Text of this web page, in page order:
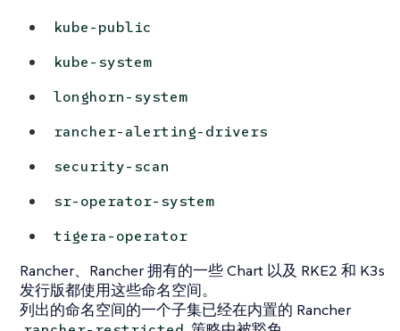
kube-public
kube-system
longhorn-system
rancher-alerting-drivers
security-scan
sr-operator-system
tigera-operator
Rancher、Rancher 拥有的一些 Chart 以及 RKE2 和 K3s
发行版都使用这些命名空间。
列出的命名空间的一个子集已经在内置的 Rancher